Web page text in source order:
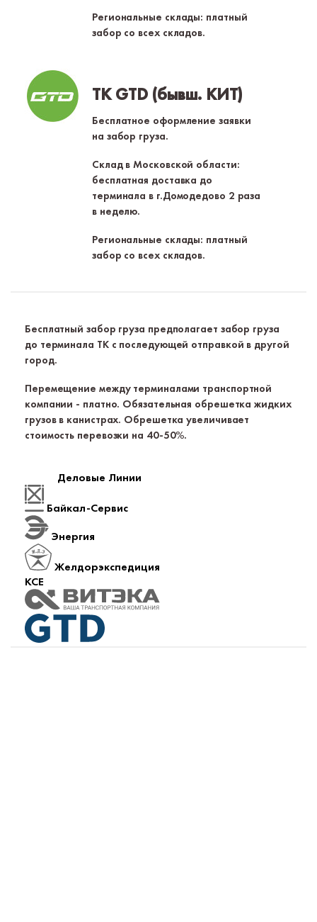
Региональные склады: платный
забор со всех складов.
ТК GTD (бывш. КИТ)
Бесплатное оформление заявки
на забор груза.
Склад в Московской области:
бесплатная доставка до
терминала в г.Домодедово 2 раза
в неделю.
Региональные склады: платный
забор со всех складов.
Бесплатный забор груза предполагает забор груза
до терминала ТК с последующей отправкой в другой
город.
Перемещение между терминалами транспортной
компании - платно. Обязательная обрешетка жидких
грузов в канистрах. Обрешетка увеличивает
стоимость перевозки на 40-50%.
Деловые Линии
Байкал-Сервис
Энергия
Желдорэкспедиция
КСЕ